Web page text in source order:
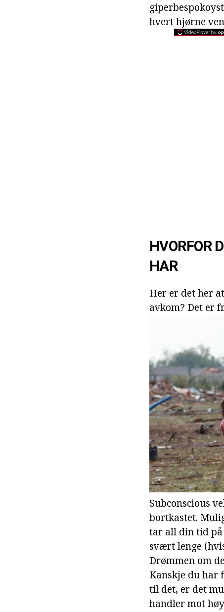
hvert hjørne
HVORFOR
HAR
Her er det her
avkom? Det er
Subconscious
bortkastet.
tar all din tid på
svært lenge
Drømmen om
Kanskje du har
til det, er det
handler mot